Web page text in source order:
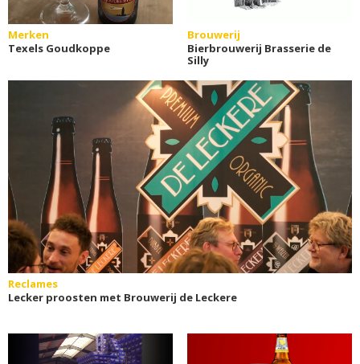
Merken
Texels Goudkoppe
Brouwerij
Bierbrouwerij Brasserie de
Silly
Reclames
Lecker proosten met Brouwerij de Leckere